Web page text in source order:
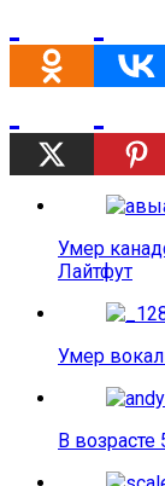
Умер
Лайтфут
Умер
В возрасте